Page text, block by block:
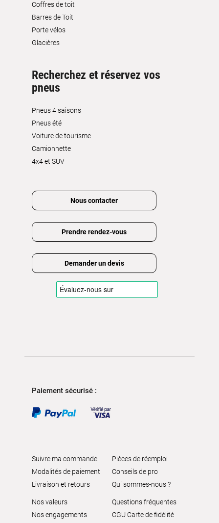
Coffres de toit
Barres de Toit
Porte vélos
Glacières
Recherchez et réservez vos
pneus
Pneus 4 saisons
Pneus été
Voiture de tourisme
Camionnette
4x4 et SUV
Nous contacter
Prendre rendez-vous
Demander un devis
Paiement sécurisé :
Suivre ma commande
Modalités de paiement
Livraison et retours
Pièces de réemploi
Conseils de pro
Qui sommes-nous ?
Nos valeurs
Nos engagements
Questions fréquentes
CGU Carte de fidélité